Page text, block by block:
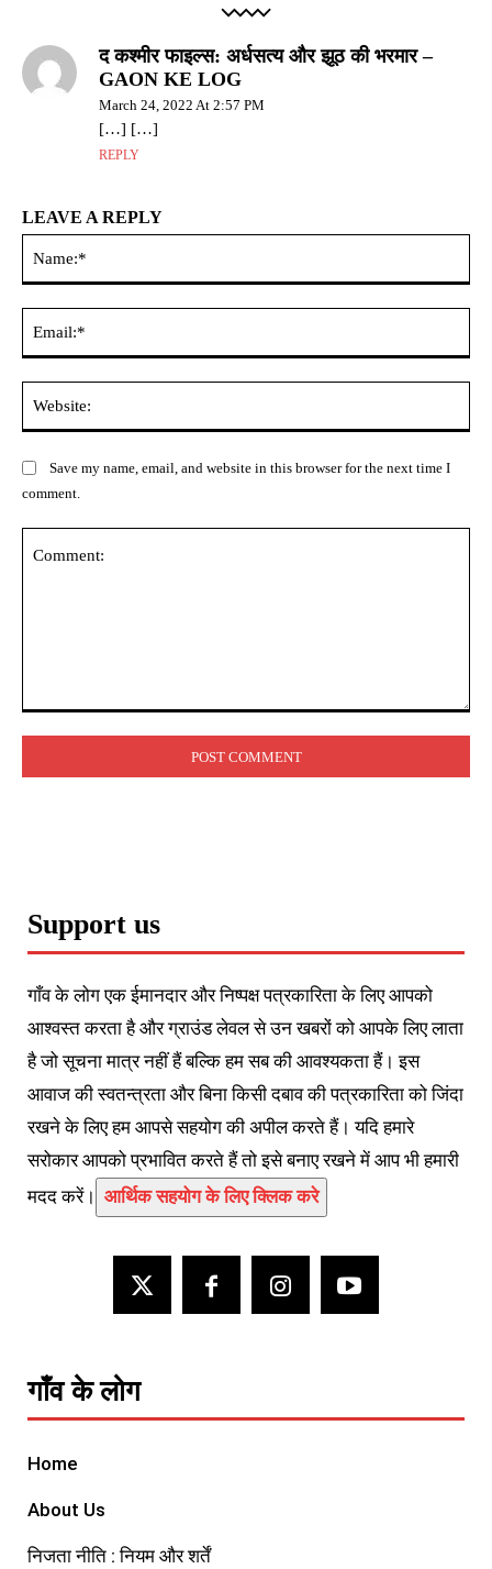
द कश्‍मीर फाइल्‍स: अर्धसत्‍य और झूठ की भरमार –
GAON KE LOG
March 24, 2022 At 2:57 PM
[…] […]
REPLY
LEAVE A REPLY
Save my name, email, and website in this browser for the next time I
comment.
Support us
गाँव के लोग एक ईमानदार और निष्पक्ष पत्रकारिता के लिए आपको
आश्वस्त करता है और ग्राउंड लेवल से उन खबरों को आपके लिए लाता
है जो सूचना मात्र नहीं हैं बल्कि हम सब की आवश्यकता हैं। इस
आवाज की स्वतन्त्रता और बिना किसी दबाव की पत्रकारिता को जिंदा
रखने के लिए हम आपसे सहयोग की अपील करते हैं। यदि हमारे
सरोकार आपको प्रभावित करते हैं तो इसे बनाए रखने में आप भी हमारी
मदद करें। आर्थिक सहयोग के लिए क्लिक करे
गाँव के लोग
Home
About Us
निजता नीति : नियम और शर्तें